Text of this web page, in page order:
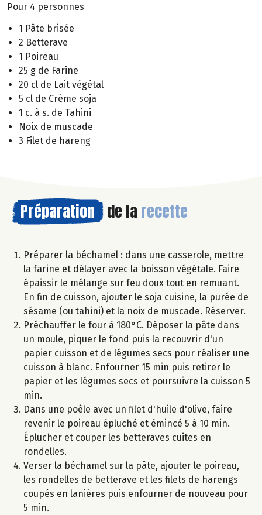
Pour 4 personnes
1 Pâte brisée
2 Betterave
1 Poireau
25 g de Farine
20 cl de Lait végétal
5 cl de Crème soja
1 c. à s. de Tahini
Noix de muscade
3 Filet de hareng
Préparation de la recette
Préparer la béchamel : dans une casserole, mettre
la farine et délayer avec la boisson végétale. Faire
épaissir le mélange sur feu doux tout en remuant.
En fin de cuisson, ajouter le soja cuisine, la purée de
sésame (ou tahini) et la noix de muscade. Réserver.
Préchauffer le four à 180°C. Déposer la pâte dans
un moule, piquer le fond puis la recouvrir d'un
papier cuisson et de légumes secs pour réaliser une
cuisson à blanc. Enfourner 15 min puis retirer le
papier et les légumes secs et poursuivre la cuisson 5
min.
Dans une poêle avec un filet d'huile d'olive, faire
revenir le poireau épluché et émincé 5 à 10 min.
Éplucher et couper les betteraves cuites en
rondelles.
Verser la béchamel sur la pâte, ajouter le poireau,
les rondelles de betterave et les filets de harengs
coupés en lanières puis enfourner de nouveau pour
5 min.